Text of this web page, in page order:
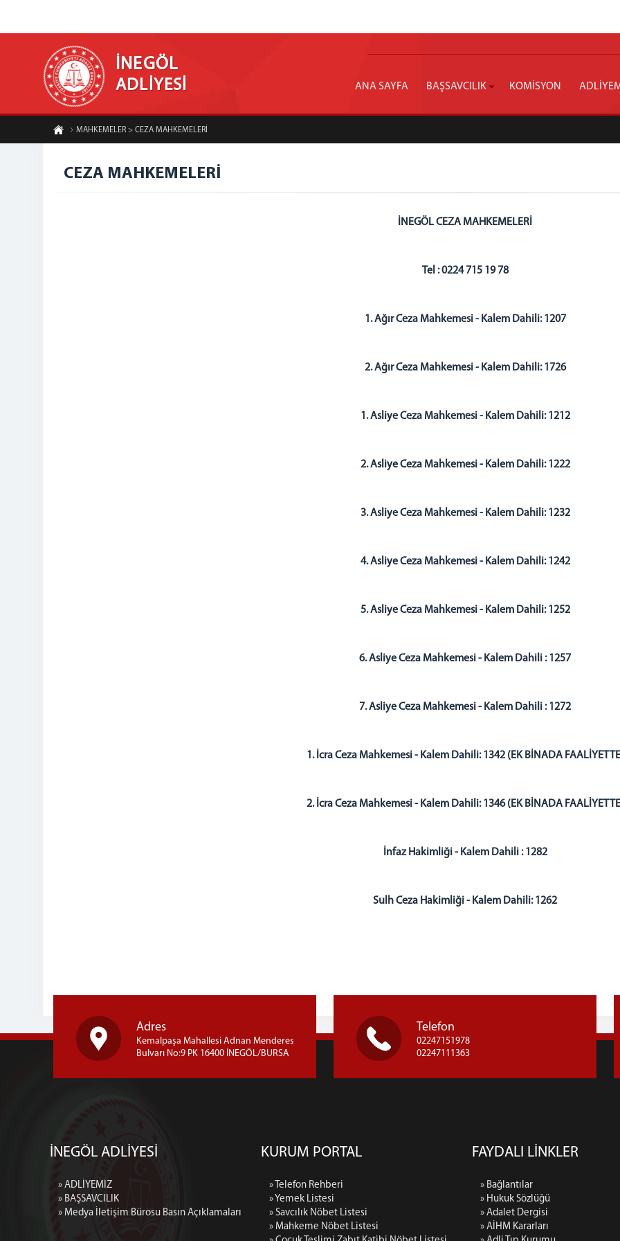
İNEGÖL
ADLİYESİ ANA SAYFA BAŞSAVCILIK KOMİSYON
MAHKEMELER > CEZA MAHKEMELERİ
CEZA MAHKEMELERİ
İNEGÖL CEZA MAHKEMELERİ
Tel : 0224 715 19 78
1. Ağır Ceza Mahkemesi - Kalem Dahili: 1207
2. Ağır Ceza Mahkemesi - Kalem Dahili: 1726
1. Asliye Ceza Mahkemesi - Kalem Dahili: 1212
2. Asliye Ceza Mahkemesi - Kalem Dahili: 1222
3. Asliye Ceza Mahkemesi - Kalem Dahili: 1232
4. Asliye Ceza Mahkemesi - Kalem Dahili: 1242
5. Asliye Ceza Mahkemesi - Kalem Dahili: 1252
6. Asliye Ceza Mahkemesi - Kalem Dahili : 1257
7. Asliye Ceza Mahkemesi - Kalem Dahili : 1272
1. İcra Ceza Mahkemesi - Kalem Dahili: 1342 (EK BİNADA
2. İcra Ceza Mahkemesi - Kalem Dahili: 1346 (EK BİNADA
İnfaz Hakimliği - Kalem Dahili : 1282
Sulh Ceza Hakimliği - Kalem Dahili: 1262
Adres
Kemalpaşa Mahallesi Adnan Menderes
Bulvarı No:9 PK 16400 İNEGÖL/BURSA
Telefon
02247151978
02247111363
İNEGÖL ADLİYESİ
» ADLİYEMİZ
» BAŞSAVCILIK
» Medya İletişim Bürosu Basın Açıklamaları
KURUM PORTAL
» Telefon Rehberi
» Yemek Listesi
» Savcılık Nöbet Listesi
» Mahkeme Nöbet Listesi
FAYDALI LİNKLER
» Bağlantılar
» Hukuk Sözlüğü
» Adalet Dergisi
» AİHM Kararları